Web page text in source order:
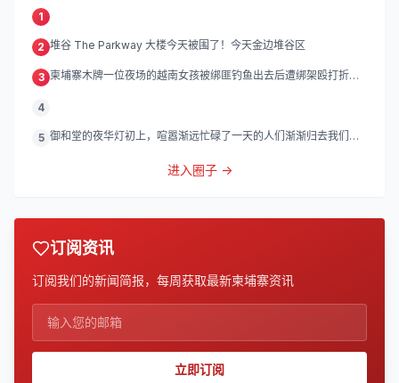
1
2 堆谷 The Parkway 大楼今天被围了！今天金边堆谷区
3 柬埔寨木牌一位夜场的越南女孩被绑匪钓鱼出去后遭绑架殴打折
4
5 御和堂的夜华灯初上，喧嚣渐远忙碌了一天的人们渐渐归去我们的
进入圈子 →
订阅资讯
订阅我们的新闻简报，每周获取最新柬埔寨资讯
立即订阅